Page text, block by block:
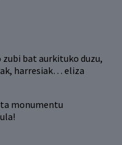
zubi bat aurkituko duzu,
harresiak… eliza
monumentu